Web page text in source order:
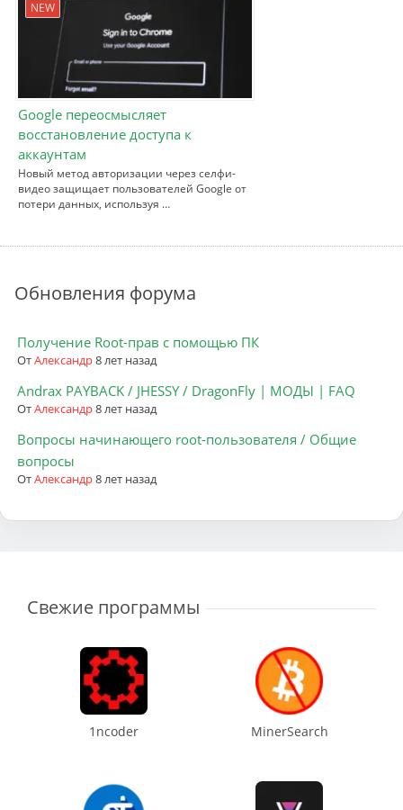
NEW
Google переосмысляет
восстановление доступа к
аккаунтам
Новый метод авторизации через селфи-
видео защищает пользователей Google от
потери данных, используя …
Обновления форума
Получение Root-прав с помощью ПК
ОтАлександр8 лет назад
Andrax PAYBACK / JHESSY / DragonFly | МОДЫ | FAQ
ОтАлександр8 лет назад
Вопросы начинающего root-пользователя / Общие
вопросы
ОтАлександр8 лет назад
Свежие программы
1ncoder MinerSearch